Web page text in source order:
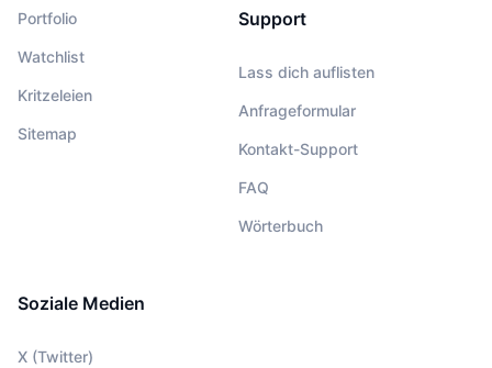
Portfolio
Watchlist
Kritzeleien
Sitemap
Support
Lass dich auflisten
Anfrageformular
Kontakt-Support
FAQ
Wörterbuch
Soziale Medien
X (Twitter)